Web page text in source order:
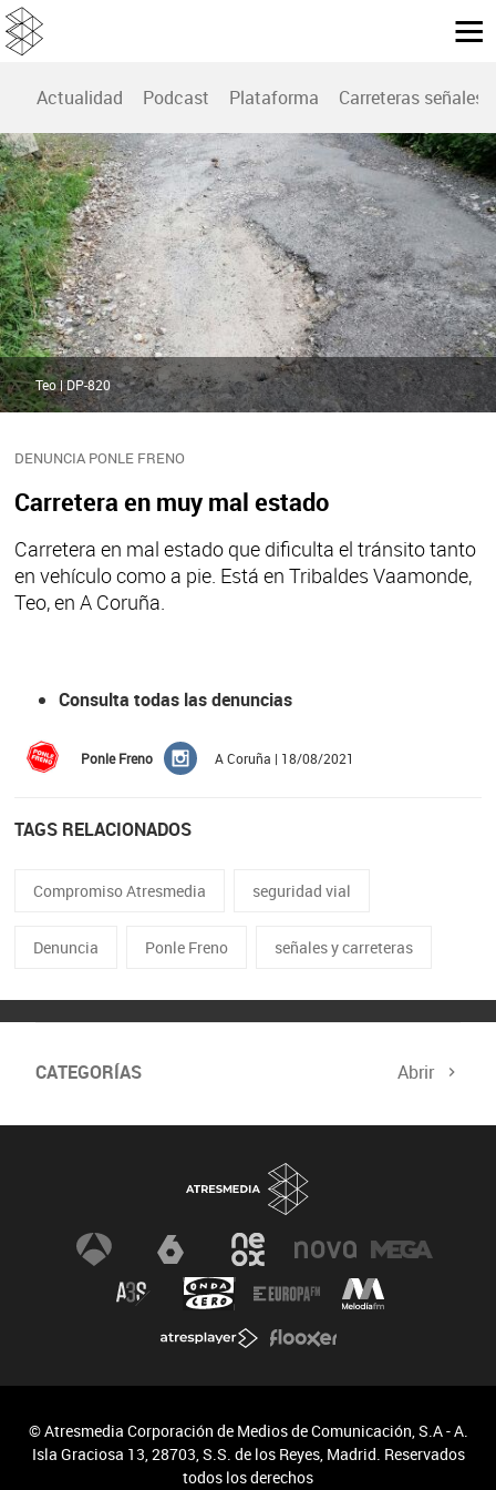
Actualidad Podcast Plataforma Carreteras señales
DENUNCIA PONLE FRENO
Carretera en muy mal estado
Carretera en mal estado que dificulta el tránsito tanto
en vehículo como a pie. Está en Tribaldes Vaamonde,
Teo, en A Coruña.
Teo | DP-820
Consulta todas las denuncias
Ponle Freno A Coruña | 18/08/2021
TAGS RELACIONADOS
Compromiso Atresmedia seguridad vial
Denuncia Ponle Freno señales y carreteras
CATEGORÍAS Abrir
© Atresmedia Corporación de Medios de Comunicación, S.A - A.
Isla Graciosa 13, 28703, S.S. de los Reyes, Madrid. Reservados
todos los derechos